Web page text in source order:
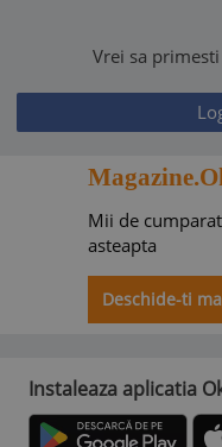
Vrei sa
Mii de
asteapta
Deschide-ti
Instaleaza aplicatia